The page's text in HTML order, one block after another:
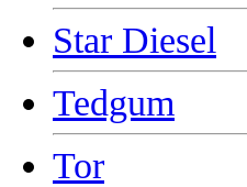
Star Diesel
Tedgum
Tor